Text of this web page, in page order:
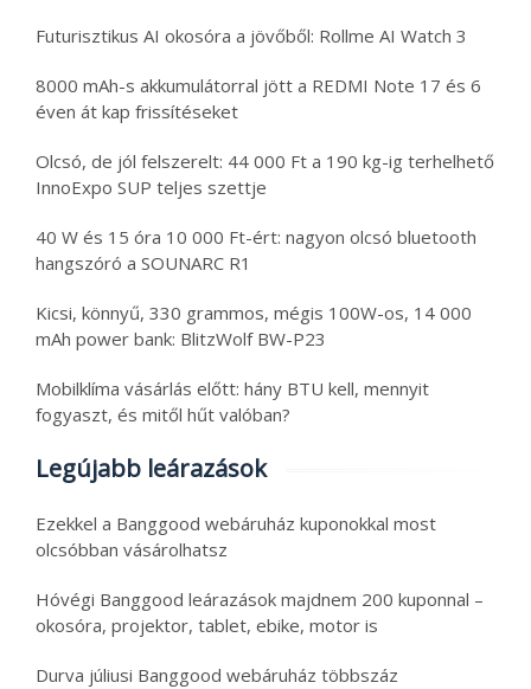
Futurisztikus AI okosóra a jövőből: Rollme AI Watch 3
8000 mAh-s akkumulátorral jött a REDMI Note 17 és 6
éven át kap frissítéseket
Olcsó, de jól felszerelt: 44 000 Ft a 190 kg-ig terhelhető
InnoExpo SUP teljes szettje
40 W és 15 óra 10 000 Ft-ért: nagyon olcsó bluetooth
hangszóró a SOUNARC R1
Kicsi, könnyű, 330 grammos, mégis 100W-os, 14 000
mAh power bank: BlitzWolf BW-P23
Mobilklíma vásárlás előtt: hány BTU kell, mennyit
fogyaszt, és mitől hűt valóban?
Legújabb leárazások
Ezekkel a Banggood webáruház kuponokkal most
olcsóbban vásárolhatsz
Hóvégi Banggood leárazások majdnem 200 kuponnal –
okosóra, projektor, tablet, ebike, motor is
Durva júliusi Banggood webáruház többszáz